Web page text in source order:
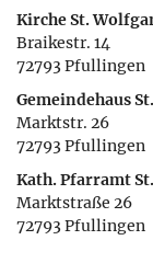
Kirche St.
Braikestr. 14
72793 Pfullingen
Gemeindehaus
Marktstr. 26
72793 Pfullingen
Kath. Pfarramt
Marktstraße 26
72793 Pfullingen